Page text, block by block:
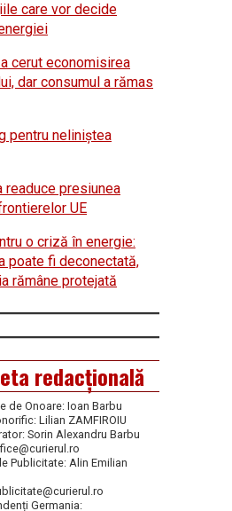
care vor decide
cerut economisirea
dar consumul a rămas
pentru neliniştea
readuce presiunea
UE
o criză în energie:
poate fi deconectată,
rămâne protejată
redacțională
de Onoare: Ioan Barbu
Lilian ZAMFIROIU
Sorin Alexandru Barbu
Publicitate: Alin Emilian
Germania: